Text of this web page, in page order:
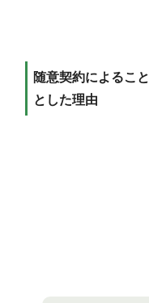
随意契約によること
とした理由